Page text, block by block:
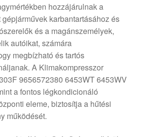
hozzájárulnak a
karbantartásához és
és a magánszemélyek,
autóikat, számára
megbízható és tartós
A Klimakompresszor
9656572380 6453WT 6453WV
a fontos légkondicionáló
eleme, biztosítja a hűtési
működését.